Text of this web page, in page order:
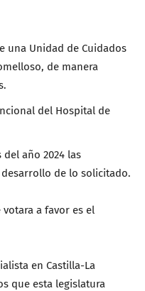
una Unidad de Cuidados
de manera
del Hospital de
año 2024 las
de lo solicitado.
a favor es el
en Castilla-La
que esta legislatura